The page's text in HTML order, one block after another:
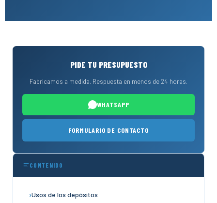
PIDE TU PRESUPUESTO
Fabricamos a medida. Respuesta en menos de 24 horas.
WHATSAPP
FORMULARIO DE CONTACTO
CONTENIDO
Usos de los depósitos